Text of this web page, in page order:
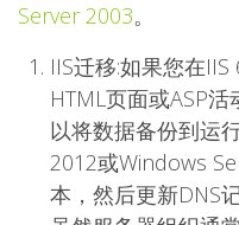
Server 2003。
IIS迁移:如果您在
HTML页面或ASP
以将数据备份到运
2012或Windows
本，然后更新DNS